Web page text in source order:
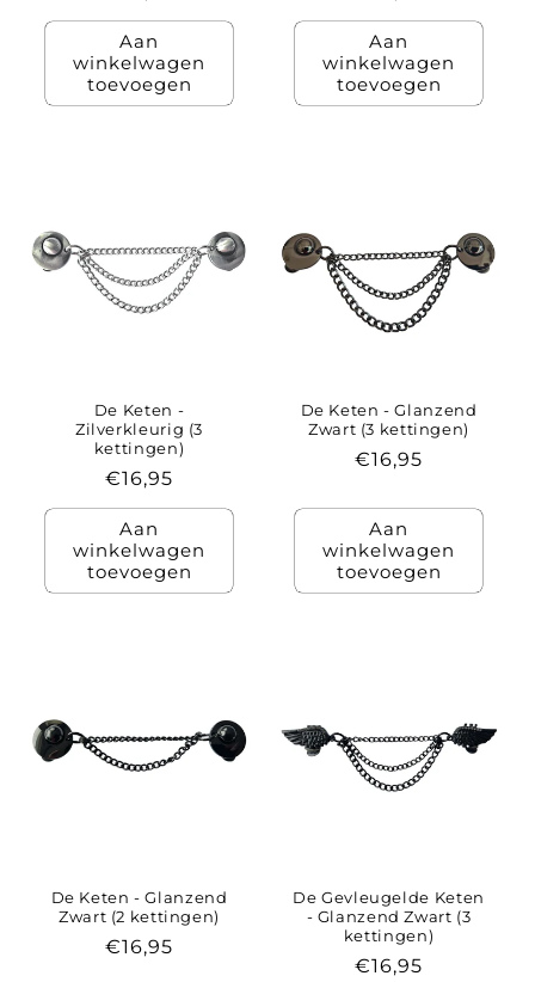
prijs
Aan
winkelwagen
toevoegen
prijs
Aan
winkelwagen
toevoegen
De Keten -
Zilverkleurig (3
kettingen)
Normale
prijs
€16,95
Aan
winkelwagen
toevoegen
De Keten - Glanzend
Zwart (3 kettingen)
Normale
€16,95
Aan
winkelwagen
toevoegen
De Keten - Glanzend
Zwart (2 kettingen)
Normale
€16,95
De Gevleugelde Keten
- Glanzend Zwart (3
kettingen)
Normale
€16,95